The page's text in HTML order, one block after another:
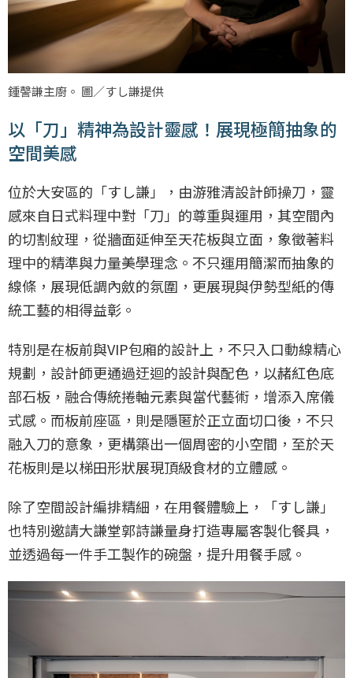
鍾謦謙主廚。 圖／すし謙提供
以「刀」精神為設計靈感！展現極簡抽象的
空間美感
位於大安區的「すし謙」，由游雅清設計師操刀，靈
感來自日式料理中對「刀」的尊重與運用，其空間內
的切割紋理，從牆面延伸至天花板與立面，象徵著料
理中的精準與力量美學理念。不只運用簡潔而抽象的
線條，展現低調內斂的氛圍，更展現與伊勢型紙的傳
統工藝的相得益彰。
特別是在板前與VIP包廂的設計上，不只入口動線精心
規劃，設計師更通過迂迴的設計與配色，以赭紅色底
部石板，融合傳統捲軸元素與當代藝術，增添入席儀
式感。而板前座區，則是隱匿於正立面切口後，不只
融入刀的意象，更構築出一個周密的小空間，至於天
花板則是以梯田形狀展現頂級食材的立體感。
除了空間設計編排精細，在用餐體驗上，「すし謙」
也特別邀請大謙堂郭詩謙量身打造專屬客製化餐具，
並透過每一件手工製作的碗盤，提升用餐手感。